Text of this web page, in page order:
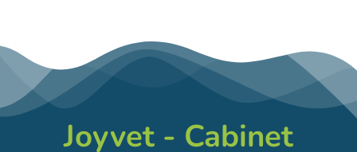
Joyvet - Cabinet